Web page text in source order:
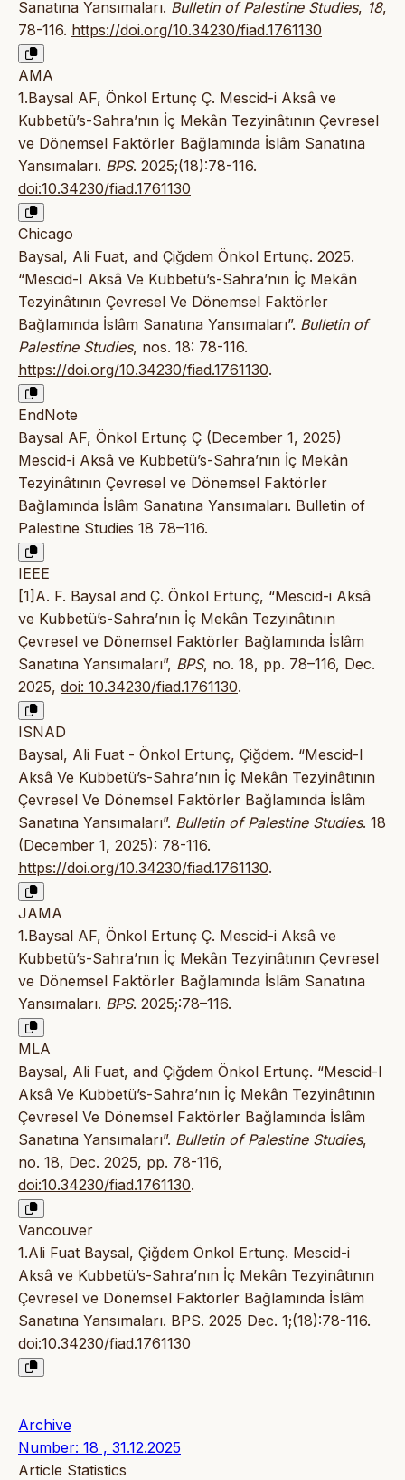
Sanatına Yansımaları. Bulletin of Palestine Studies, 18,
78-116. https://doi.org/10.34230/fiad.1761130
AMA
1.Baysal AF, Önkol Ertunç Ç. Mescid-i Aksâ ve
Kubbetü’s-Sahra’nın İç Mekân Tezyinâtının Çevresel
ve Dönemsel Faktörler Bağlamında İslâm Sanatına
Yansımaları. BPS. 2025;(18):78-116.
doi:10.34230/fiad.1761130
Chicago
Baysal, Ali Fuat, and Çiğdem Önkol Ertunç. 2025.
“Mescid-I Aksâ Ve Kubbetü’s-Sahra’nın İç Mekân
Tezyinâtının Çevresel Ve Dönemsel Faktörler
Bağlamında İslâm Sanatına Yansımaları”. Bulletin of
Palestine Studies, nos. 18: 78-116.
https://doi.org/10.34230/fiad.1761130.
EndNote
Baysal AF, Önkol Ertunç Ç (December 1, 2025)
Mescid-i Aksâ ve Kubbetü’s-Sahra’nın İç Mekân
Tezyinâtının Çevresel ve Dönemsel Faktörler
Bağlamında İslâm Sanatına Yansımaları. Bulletin of
Palestine Studies 18 78–116.
IEEE
[1]A. F. Baysal and Ç. Önkol Ertunç, “Mescid-i Aksâ
ve Kubbetü’s-Sahra’nın İç Mekân Tezyinâtının
Çevresel ve Dönemsel Faktörler Bağlamında İslâm
Sanatına Yansımaları”, BPS, no. 18, pp. 78–116, Dec.
2025, doi: 10.34230/fiad.1761130.
ISNAD
Baysal, Ali Fuat - Önkol Ertunç, Çiğdem. “Mescid-I
Aksâ Ve Kubbetü’s-Sahra’nın İç Mekân Tezyinâtının
Çevresel Ve Dönemsel Faktörler Bağlamında İslâm
Sanatına Yansımaları”. Bulletin of Palestine Studies. 18
(December 1, 2025): 78-116.
https://doi.org/10.34230/fiad.1761130.
JAMA
1.Baysal AF, Önkol Ertunç Ç. Mescid-i Aksâ ve
Kubbetü’s-Sahra’nın İç Mekân Tezyinâtının Çevresel
ve Dönemsel Faktörler Bağlamında İslâm Sanatına
Yansımaları. BPS. 2025;:78–116.
MLA
Baysal, Ali Fuat, and Çiğdem Önkol Ertunç. “Mescid-I
Aksâ Ve Kubbetü’s-Sahra’nın İç Mekân Tezyinâtının
Çevresel Ve Dönemsel Faktörler Bağlamında İslâm
Sanatına Yansımaları”. Bulletin of Palestine Studies,
no. 18, Dec. 2025, pp. 78-116,
doi:10.34230/fiad.1761130.
Vancouver
1.Ali Fuat Baysal, Çiğdem Önkol Ertunç. Mescid-i
Aksâ ve Kubbetü’s-Sahra’nın İç Mekân Tezyinâtının
Çevresel ve Dönemsel Faktörler Bağlamında İslâm
Sanatına Yansımaları. BPS. 2025 Dec. 1;(18):78-116.
doi:10.34230/fiad.1761130
Archive
Number: 18 , 31.12.2025
Article Statistics